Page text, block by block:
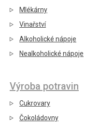
Mlékárny
Vinařství
Alkoholické nápoje
Nealkoholické nápoje
Výroba potravin
Cukrovary
Čokoládovny